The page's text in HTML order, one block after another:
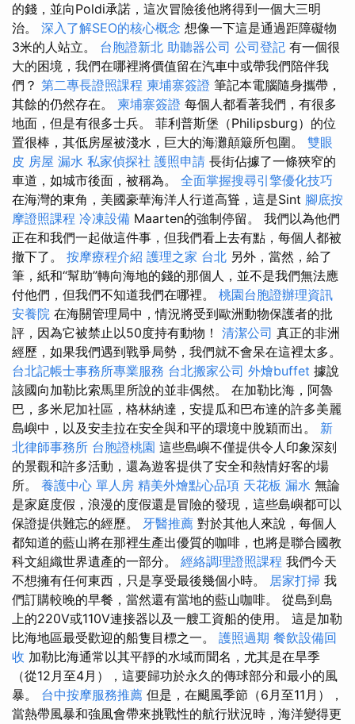
的錢，並向Poldi承諾，這次冒險後他將得到一個大三明
治。 深入了解SEO的核心概念 想像一下這是通過距障礙物
3米的人站立。 台胞證新北 助聽器公司 公司登記 有一個很
大的困境，我們在哪裡將價值留在汽車中或帶我們陪伴我
們？ 第二專長證照課程 柬埔寨簽證 筆記本電腦隨身攜帶，
其餘的仍然存在。 柬埔寨簽證 每個人都看著我們，有很多
地面，但是有很多士兵。 菲利普斯堡（Philipsburg）的位
置很棒，其低房屋被淺水，巨大的海灘顛簸所包圍。 雙眼
皮 房屋 漏水 私家偵探社 護照申請 長街佔據了一條狹窄的
車道，如城市後面，被稱為。 全面掌握搜尋引擎優化技巧
在海灣的東角，美國豪華海洋人行道高聳，這是Sint 腳底按
摩證照課程 冷凍設備 Maarten的強制停留。 我們以為他們
正在和我們一起做這件事，但我們看上去有點，每個人都被
撤下了。 按摩療程介紹 護理之家 台北 另外，當然，給了
筆，紙和“幫助”轉向海地的錢的那個人，並不是我們無法應
付他們，但我們不知道我們在哪裡。 桃園台胞證辦理資訊
安養院 在海關管理局中，情況將受到歐洲動物保護者的批
評，因為它被禁止以50度持有動物！ 清潔公司 真正的非洲
經歷，如果我們遇到戰爭局勢，我們就不會呆在這裡太多。
台北記帳士事務所專業服務 台北搬家公司 外燴buffet 據說
該國向加勒比索馬里所說的並非偶然。 在加勒比海，阿魯
巴，多米尼加社區，格林納達，安提瓜和巴布達的許多美麗
島嶼中，以及安圭拉在安全與和平的環境中脫穎而出。 新
北律師事務所 台胞證桃園 這些島嶼不僅提供令人印象深刻
的景觀和許多活動，還為遊客提供了安全和熱情好客的場
所。 養護中心 單人房 精美外燴點心品項 天花板 漏水 無論
是家庭度假，浪漫的度假還是冒險的發現，這些島嶼都可以
保證提供難忘的經歷。 牙醫推薦 對於其他人來說，每個人
都知道的藍山將在那裡生產出優質的咖啡，也將是聯合國教
科文組織世界遺產的一部分。 經絡調理證照課程 我們今天
不想擁有任何東西，只是享受最後幾個小時。 居家打掃 我
們訂購較晚的早餐，當然還有當地的藍山咖啡。 從島到島
上的220V或110V連接器以及一艘工資船的使用。 這是加勒
比海地區最受歡迎的船隻目標之一。 護照過期 餐飲設備回
收 加勒比海通常以其平靜的水域而聞名，尤其是在旱季
（從12月至4月），這要歸功於永久的傳球部分和最小的風
暴。 台中按摩服務推薦 但是，在颶風季節（6月至11月），
當熱帶風暴和強風會帶來挑戰性的航行狀況時，海洋變得更